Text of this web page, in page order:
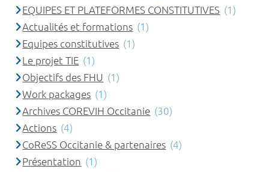
EQUIPES ET PLATEFORMES CONSTITUTIVES (1)
Actualités et formations (1)
Equipes constitutives (1)
Le projet TIE (1)
Objectifs des FHU (1)
Work packages (1)
Archives COREVIH Occitanie (30)
Actions (4)
CoReSS Occitanie & partenaires (4)
Présentation (1)